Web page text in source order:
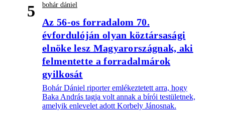
5 bohár dániel
Az 56-os forradalom 70.
évfordulóján olyan köztársasági
elnöke lesz Magyarországnak, aki
felmentette a forradalmárok
gyilkosát
Bohár Dániel riporter emlékeztetett arra, hogy
Baka András tagja volt annak a bírói testületnek,
amelyik enlevelet adott Korbely Jánosnak.